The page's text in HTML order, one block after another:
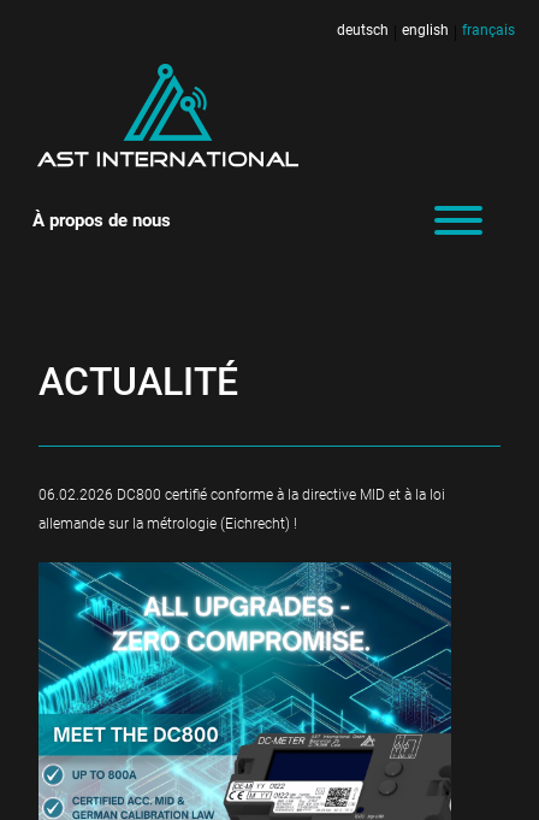
deutsch english français
À propos de nous
ACTUALITÉ
06.02.2026 DC800 certifié conforme à la directive MID et à la loi
allemande sur la métrologie (Eichrecht) !